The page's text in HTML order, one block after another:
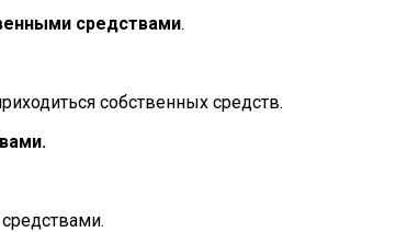
средствами.
собственных средств.